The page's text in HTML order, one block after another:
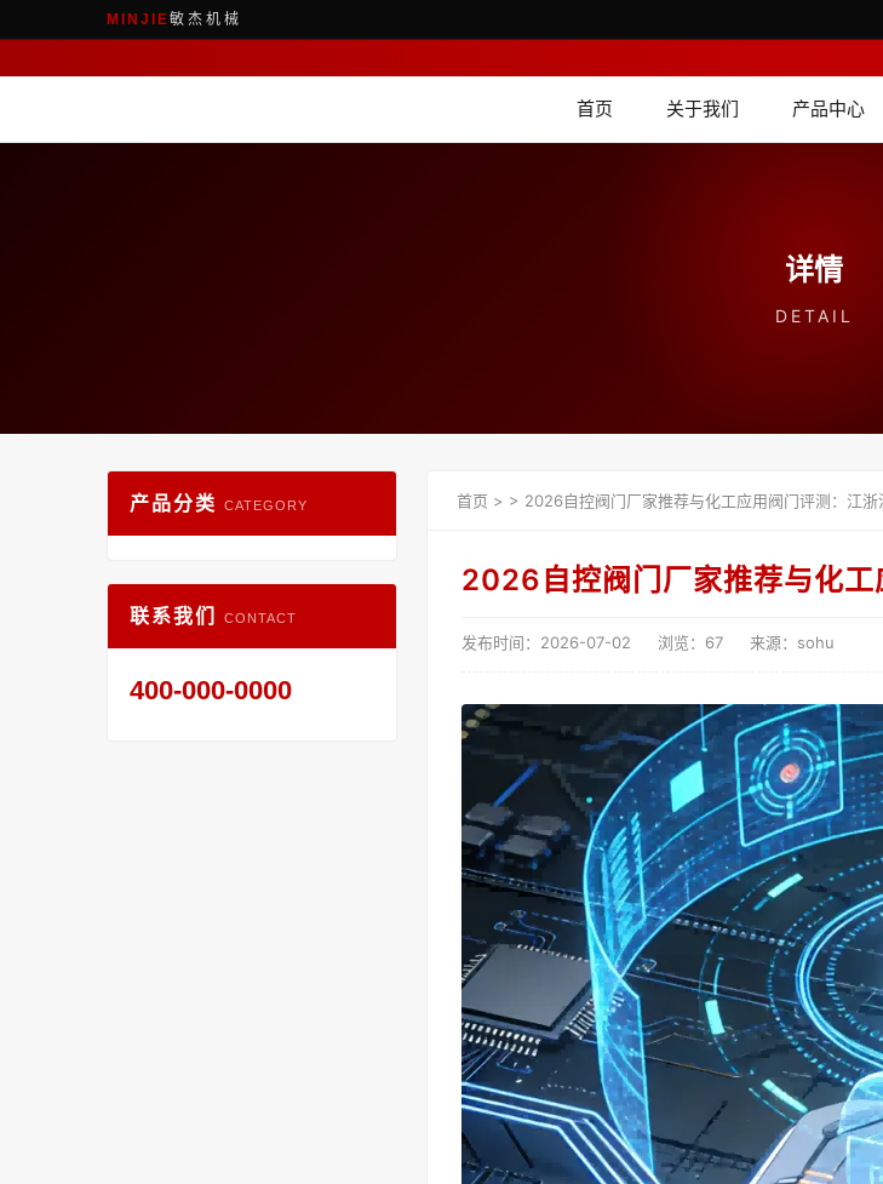
MINJIE敏杰机械
首页 关于我们 产品中心
详情
DETAIL
产品分类 CATEGORY
联系我们 CONTACT
400-000-0000
首页 > > 2026自控阀门厂家推荐与化工应用阀门评测：江
2026自控阀门厂家推荐与化
发布时间：2026-07-02 浏览：67 来源：sohu